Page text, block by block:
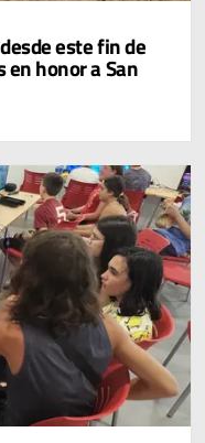
este fin de
honor a San